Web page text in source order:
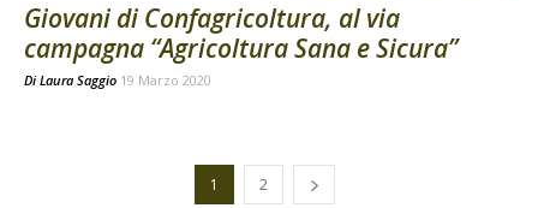
Giovani di Confagricoltura, al via
campagna “Agricoltura Sana e Sicura”
Di Laura Saggio 19 Marzo 2020
1 2